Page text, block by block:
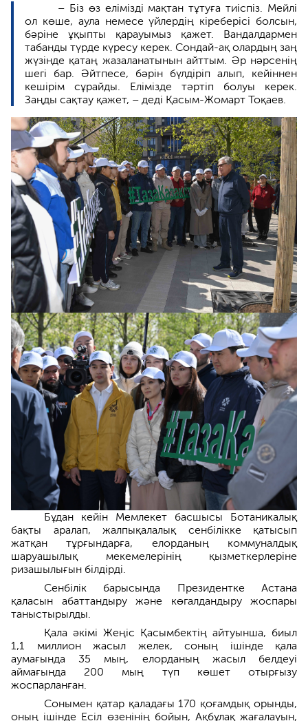
– Біз өз елімізді мақтан тұтуға тиіспіз. Мейлі
ол көше, аула немесе үйлердің кіреберісі болсын,
бәріне ұқыпты қарауымыз қажет. Вандалдармен
табанды түрде күресу керек. Сондай-ақ олардың заң
жүзінде қатаң жазаланатынын айттым. Әр нәрсенің
шегі бар. Әйтпесе, бәрін бүлдіріп алып, кейіннен
кешірім сұрайды. Елімізде тәртіп болуы керек.
Заңды сақтау қажет, – деді Қасым-Жомарт Тоқаев.
Бұдан кейін Мемлекет басшысы Ботаникалық
бақты аралап, жалпықалалық сенбілікке қатысып
жатқан тұрғындарға, елорданың коммуналдық
шаруашылық мекемелерінің қызметкерлеріне
ризашылығын білдірді.
Сенбілік барысында Президентке Астана
қаласын абаттандыру және көгалдандыру жоспары
таныстырылды.
Қала әкімі Жеңіс Қасымбектің айтуынша, биыл
1,1 миллион жасыл желек, соның ішінде қала
аумағында 35 мың, елорданың жасыл белдеуі
аймағында 200 мың түп көшет отырғызу
жоспарланған.
Сонымен қатар қаладағы 170 қоғамдық орынды,
оның ішінде Есіл өзенінің бойын, Ақбұлақ жағалауын,